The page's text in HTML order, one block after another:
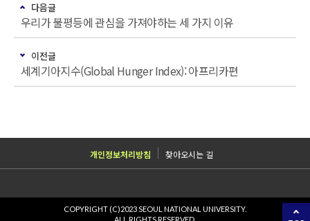
다음글
우리가 불평등에 관심을 가져야하는 세 가지 이유
이전글
세계기아지수(Global Hunger Index): 아프리카편
개인정보처리방침 찾아오시는 길
COPYRIGHT (C)2023 SEOUL NATIONAL UNIVERSITY.
ALL RIGHTS RESERVED.